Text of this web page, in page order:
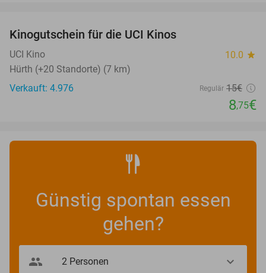
Kinogutschein für die UCI Kinos
UCI Kino 10.0 star
Hürth (+20 Standorte) (7 km)
Verkauft: 4.976
Regulär 15€
8,75€
Günstig spontan essen
gehen?